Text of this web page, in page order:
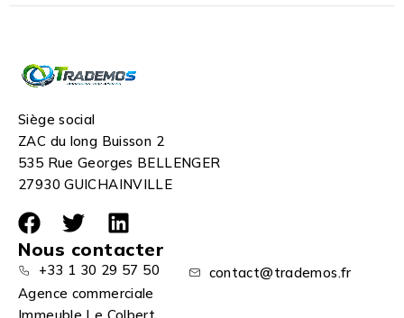
Siège social
ZAC du long Buisson 2
535 Rue Georges BELLENGER
27930 GUICHAINVILLE
Nous contacter
+33 1 30 29 57 50
contact@trademos.fr
Agence commerciale
Immeuble Le Colbert